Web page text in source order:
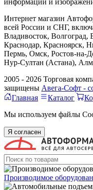
Интернет магазин
всей России и СНГ,
Владивосток, Волгоград,
Краснодар, Красноярск,
Пермь, Омск, Ростов-на-
Нур-Султан (Астана),
2005 - 2026 Торговая
защищены Авега-Софт -
Главная
Каталог
Мы используем файлы
Я согласен
Производимое